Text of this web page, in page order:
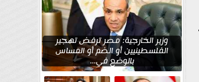
وزير الخارجية: مصر ترفض تهجير
الفلسطينيين أو الضم أو المساس
بالوضع في...